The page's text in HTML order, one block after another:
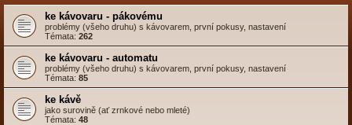
ke kávovaru - pákovému
problémy (všeho druhu) s kávovarem, první pokusy, nastavení
Témata: 262
ke kávovaru - automatu
problémy (všeho druhu) s kávovarem, první pokusy, nastavení
Témata: 85
ke kávě
jako surovině (ať zrnkové nebo mleté)
Témata: 48